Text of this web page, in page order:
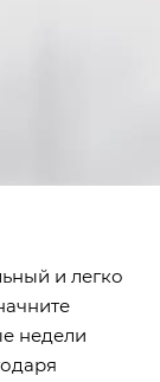
и легко
недели